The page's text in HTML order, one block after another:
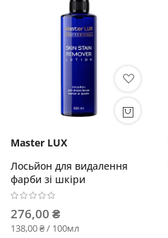
Master LUX
Лосьйон для видалення
фарби зі шкіри
276,00 ₴
138,00 ₴ / 100мл